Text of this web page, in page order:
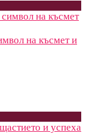
на късмет и